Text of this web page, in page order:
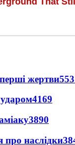
жертви
4169
3890
про наслідки